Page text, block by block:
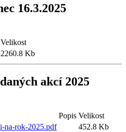
16.3.2025
Velikost
2260.8 Kb
akcí 2025
Popis Velikost
na-rok-2025.pdf
452.8 Kb